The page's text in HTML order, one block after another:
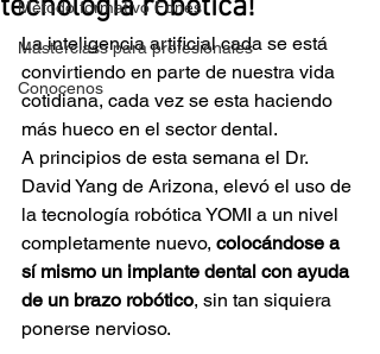
Método formativo Fones
Masterclass para profesionales
Conocenos
tecnología robótica!
La inteligencia artificial cada se está
convirtiendo en parte de nuestra vida
cotidiana, cada vez se esta haciendo
más hueco en el sector dental.
A principios de esta semana el Dr.
David Yang de Arizona, elevó el uso de
la tecnología robótica YOMI a un nivel
completamente nuevo, colocándose a
sí mismo un implante dental con ayuda
de un brazo robótico, sin tan siquiera
ponerse nervioso.